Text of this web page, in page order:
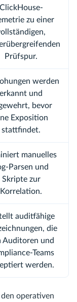
ClickHouse-
zu einer
Prüfspur.
werden
erkannt und
bevor
Exposition
stattfindet.
manuelles
Parsen und
Skripte zur
Korrelation.
auditfähige
die
Auditoren und
Teams
werden.
operativen